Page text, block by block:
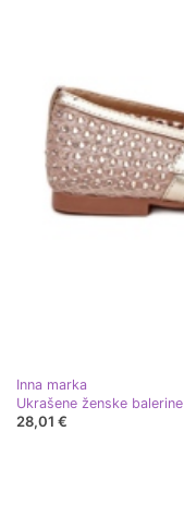
Inna marka
Ukrašene ženske
28,01 €